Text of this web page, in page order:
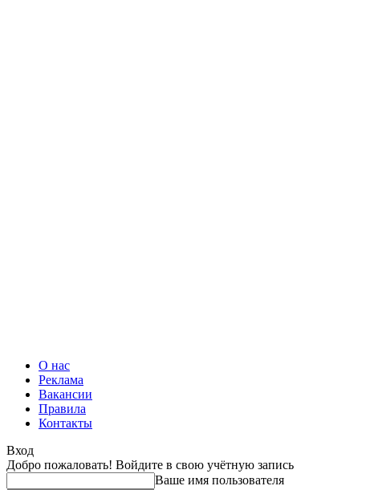
О нас
Реклама
Вакансии
Правила
Контакты
Вход
Добро пожаловать! Войдите в свою учётную запись
Ваше имя пользователя